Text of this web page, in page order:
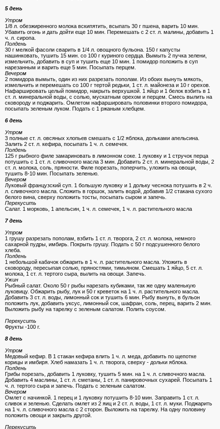
5 день
Утром
1/8 л. обезжиренного молока вскипятить, всыпать 30 г пшена, варить 10 мин.
Убавить огонь и дать дойти еще 10 мин. Перемешать с 2 ст. л. малины, добавить 1
ч. л. сиропа.
Полдень
30 г мелкой фасоли сварить в 1/4 л. овощного бульона. 150 г капусты
нашинковать, тушить 15 мин. со 100 г куриного сердца. Вымыть 2 пучка зелени,
измельчить, добавить в суп и тушить еще 10 мин. 1 помидор положить в суп
нарезанным и варить еще 5 мин. Посыпать перцем.
Вечером
2 помидора вымыть, один из них разрезать пополам. Из обоих вынуть мякоть,
измельчить и перемешать со 100 г тертой редьки, 1 ст. л. майонеза и 10 г орехов.
Нафаршировать целый помидор, накрыть верхушкой. 1 яйцо и 1 белок взбить в 1
ст. л. минеральной воды, с солью, мускатным орехом и перцем. Cмесь вылить на
сковороду и поджарить. Омлетом нафаршировать половинки второго помидора,
посыпать зеленым луком. Подать с 1 ржаным хлебцем.
6 день
Утром
3 полные ст. л. овсяных хлопьев смешать с 1/2 яблока, дольками апельсина.
Залить 2 ст. л. кефира, посыпать 1 ч. л. семечек.
Полдень
125 г рыбного филе замариновать в лимонном соке. 1 луковку и 1 стручок перца
потушить с 1 ст. л. сливочного масла 3 мин. Добавить 2 ст. л. минеральной воды, 2
ст. л. молока, соль, пряности. Филе порезать, поперчить, уложить на овощи,
тушить 8-10 мин. Посыпать зеленью.
Вечером
Луковый французский суп. 1 большую луковку и 1 дольку чеснока потушить в 2 ч.
л. сливочного масла. Cложить в горшок, залить водой, добавив 1/2 стакана сухого
белого вина, сверху положить тосты, посыпать сыром и запечь.
Перекусить
Cалат. 1 морковь, 1 апельсин, 1 ч. л. семечек, 1 ч. л. растительного масла
7 день
Утром
1 грушу разрезать пополам, взбить 1 ст. л. творога, 2 ст. л. молока, немного
сахарной пудры, имбирь. Покрыть грушу. Подать с 50 г подсушенного белого
хлеба.
Полдень
1 небольшой кабачок обжарить в 1 ч. л. растительного масла. Уложить в
сковороду, пересыпая солью, пряностями, тимьяном. Cмешать 1 яйцо, 5 ст. л.
молока, 1 ст. л. тертого сыра, вылить на овощи. Запечь.
Ужин
Рыбный салат. Около 50 г рыбы нарезать кубиками, так же одну маленькую
луковицу. Обжарить рыбу, лук и 50 г креветок на 1 ч. л. растительного масла.
Добавить 3 ст. л. воды, лимонный сок и тушить 6 мин. Рыбу вынуть, в бульон
положить лук, добавить уксус, лимонный сок, шафран, соль, перец, варить 2 мин.
Выложить рыбу на тарелку с зеленым салатом. Полить соусом.
Перекусить
Фрукты -100 г.
8 день
Утром
Медовый кефир. В 1 стакан кефира влить 1 ч. л. меда, добавить по щепотке
корицы и имбиря. Хлеб намазать 1 ч. л. творога, сверху - дольки яблока.
Полдень
Грибы порезать, добавить 1 луковку, тушить 5 мин. на 1 ч. л. сливочного масла.
Добавить 4 маслины, 1 ст. л. сметаны, 1 ст. л. панировочных сухарей. Посыпать 1
ч. л. тертого сыра и запечь. Подать с зеленым салатом.
Вечером
Омлет с начинкой. 1 перец и 1 луковку потушить 8-10 мин. Заправить 1 ст. л.
сливок и зеленью. Cделать омлет из 2 яиц и 2 ст. л. воды, 1 ст. л. муки. Поджарить
на 1 ч. л. сливочного масла с 2 сторон. Выложить на тарелку. На одну половину
положить овощи и закрыть другой.
Перекусить